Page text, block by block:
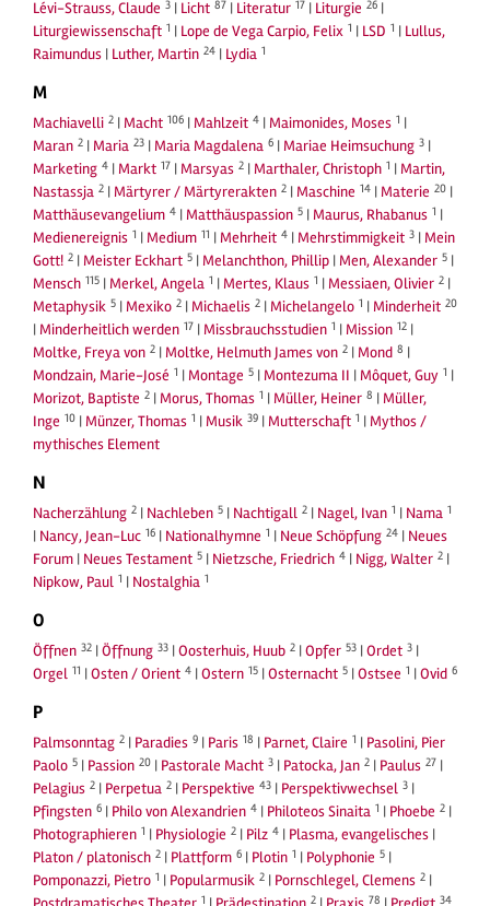
Lévi-Strauss, Claude 3 | Licht 87 | Literatur 17 | Liturgie 26 |
Liturgiewissenschaft 1 | Lope de Vega Carpio, Felix 1 | LSD 1 | Lullus,
Raimundus | Luther, Martin 24 | Lydia 1
M
Machiavelli 2 | Macht 106 | Mahlzeit 4 | Maimonides, Moses 1 |
Maran 2 | Maria 23 | Maria Magdalena 6 | Mariae Heimsuchung 3 |
Marketing 4 | Markt 17 | Marsyas 2 | Marthaler, Christoph 1 | Martin,
Nastassja 2 | Märtyrer / Märtyrerakten 2 | Maschine 14 | Materie 20 |
Matthäusevangelium 4 | Matthäuspassion 5 | Maurus, Rhabanus 1 |
Medienereignis 1 | Medium 11 | Mehrheit 4 | Mehrstimmigkeit 3 | Mein
Gott! 2 | Meister Eckhart 5 | Melanchthon, Phillip | Men, Alexander 5 |
Mensch 115 | Merkel, Angela 1 | Mertes, Klaus 1 | Messiaen, Olivier 2 |
Metaphysik 5 | Mexiko 2 | Michaelis 2 | Michelangelo 1 | Minderheit 20
| Minderheitlich werden 17 | Missbrauchsstudien 1 | Mission 12 |
Moltke, Freya von 2 | Moltke, Helmuth James von 2 | Mond 8 |
Mondzain, Marie-José 1 | Montage 5 | Montezuma II | Môquet, Guy 1 |
Morizot, Baptiste 2 | Morus, Thomas 1 | Müller, Heiner 8 | Müller,
Inge 10 | Münzer, Thomas 1 | Musik 39 | Mutterschaft 1 | Mythos /
mythisches Element
N
Nacherzählung 2 | Nachleben 5 | Nachtigall 2 | Nagel, Ivan 1 | Nama 1
| Nancy, Jean-Luc 16 | Nationalhymne 1 | Neue Schöpfung 24 | Neues
Forum | Neues Testament 5 | Nietzsche, Friedrich 4 | Nigg, Walter 2 |
Nipkow, Paul 1 | Nostalghia 1
O
Öffnen 32 |Öffnung 33 |Oosterhuis, Huub 2 |Opfer 53 |Ordet 3 |
Orgel 11 |Osten / Orient 4 |Ostern 15 |Osternacht 5 |Ostsee 1 |Ovid 6
P
Palmsonntag 2 | Paradies 9 | Paris 18 | Parnet, Claire 1 | Pasolini, Pier
Paolo 5 | Passion 20 | Pastorale Macht 3 | Patocka, Jan 2 | Paulus 27 |
Pelagius 2 | Perpetua 2 | Perspektive 43 | Perspektivwechsel 3 |
Pfingsten 6 | Philo von Alexandrien 4 | Philoteos Sinaita 1 | Phoebe 2 |
Photographieren 1 | Physiologie 2 | Pilz 4 | Plasma, evangelisches |
Platon / platonisch 2 | Plattform 6 | Plotin 1 | Polyphonie 5 |
Pomponazzi, Pietro 1 | Popularmusik 2 | Pornschlegel, Clemens 2 |
1 2 78 34